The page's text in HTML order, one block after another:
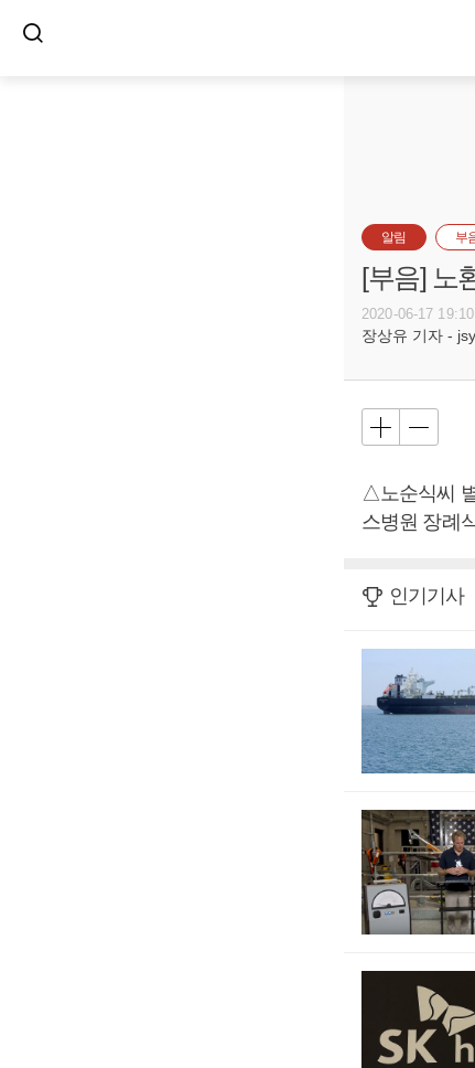
알림 부
[부음] 노
2020-06-17
장상유 기자 -
△노순식씨
스병원 장례
인기기사